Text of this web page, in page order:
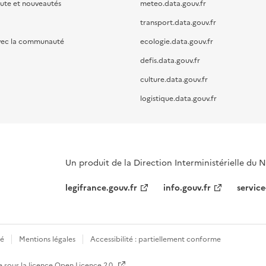
et nouveautés
la communauté
meteo.data.gouv.fr
transport.data.gouv.fr
ecologie.data.gouv.fr
defis.data.gouv.fr
culture.data.gouv.fr
logistique.data.gouv.fr
Un produit de la Direction Interministérielle du
legifrance.gouv.fr
info.gouv.fr
Mentions légales Accessibilité : partiellement conforme